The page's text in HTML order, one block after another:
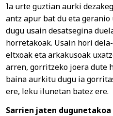
Ia urte guztian aurki
antz apur bat du eta
dugu usain desatsegina
horretakoak. Usain hori
eltxoak eta arkakusoak
arren, gorritzeko joera dute
baina aurkitu dugu ia
ere, leku ilunetan batez ere.
Sarrien jaten dugunetakoa